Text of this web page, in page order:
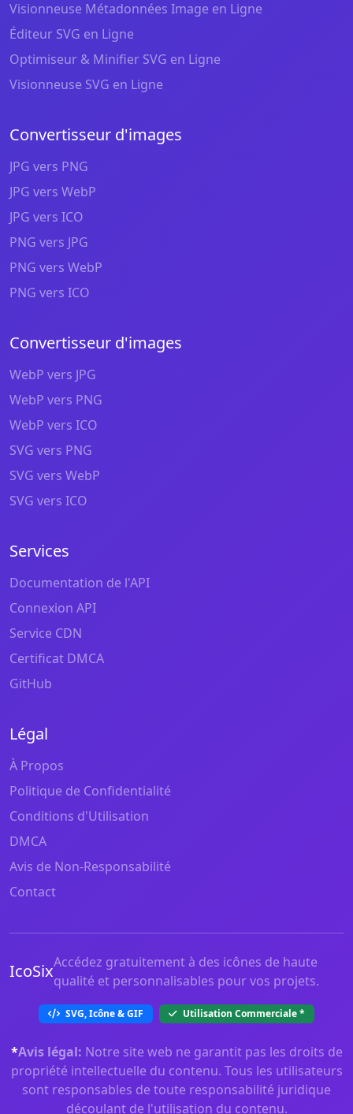
Visionneuse Métadonnées Image en Ligne
Éditeur SVG en Ligne
Optimiseur & Minifier SVG en Ligne
Visionneuse SVG en Ligne
Convertisseur d'images
JPG vers PNG
JPG vers WebP
JPG vers ICO
PNG vers JPG
PNG vers WebP
PNG vers ICO
Convertisseur d'images
WebP vers JPG
WebP vers PNG
WebP vers ICO
SVG vers PNG
SVG vers WebP
SVG vers ICO
Services
Documentation de l'API
Connexion API
Service CDN
Certificat DMCA
GitHub
Légal
À Propos
Politique de Confidentialité
Conditions d'Utilisation
DMCA
Avis de Non-Responsabilité
Contact
IcoSixAccédez gratuitement à des icônes de haute
qualité et personnalisables pour vos projets.
SVG, Icône & GIF Utilisation Commerciale*
*Avis légal: Notre site web ne garantit pas les droits de
propriété intellectuelle du contenu. Tous les utilisateurs
sont responsables de toute responsabilité juridique
découlant de l'utilisation du contenu.